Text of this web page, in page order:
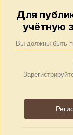
Для
учётную
Вы должны быть